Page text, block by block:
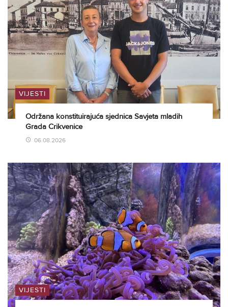
VIJESTI
Održana konstituirajuća sjednica Savjeta mladih
Grada Crikvenice
06.08.2026
VIJESTI